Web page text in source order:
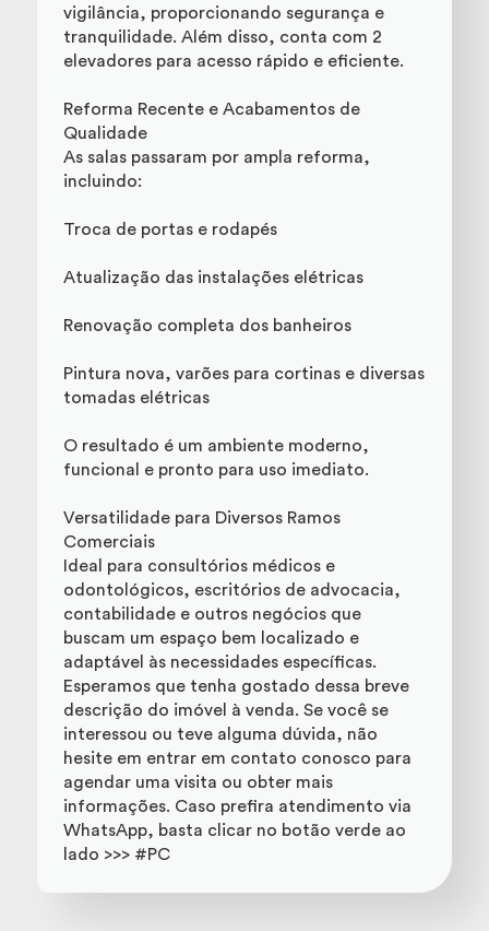
vigilância, proporcionando segurança e
tranquilidade. Além disso, conta com 2
elevadores para acesso rápido e eficiente.
Reforma Recente e Acabamentos de
Qualidade
As salas passaram por ampla reforma,
incluindo:
Troca de portas e rodapés
Atualização das instalações elétricas
Renovação completa dos banheiros
Pintura nova, varões para cortinas e diversas
tomadas elétricas
O resultado é um ambiente moderno,
funcional e pronto para uso imediato.
Versatilidade para Diversos Ramos
Comerciais
Ideal para consultórios médicos e
odontológicos, escritórios de advocacia,
contabilidade e outros negócios que
buscam um espaço bem localizado e
adaptável às necessidades específicas.
Esperamos que tenha gostado dessa breve
descrição do imóvel à venda. Se você se
interessou ou teve alguma dúvida, não
hesite em entrar em contato conosco para
agendar uma visita ou obter mais
informações. Caso prefira atendimento via
WhatsApp, basta clicar no botão verde ao
lado >>> #PC